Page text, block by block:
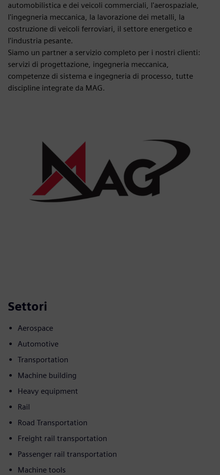
automobilistica e dei veicoli commerciali, l'aerospaziale,
l'ingegneria meccanica, la lavorazione dei metalli, la
costruzione di veicoli ferroviari, il settore energetico e
l'industria pesante.
Siamo un partner a servizio completo per i nostri clienti:
servizi di progettazione, ingegneria meccanica,
competenze di sistema e ingegneria di processo, tutte
discipline integrate da MAG.
Settori
Aerospace
Automotive
Transportation
Machine building
Heavy equipment
Rail
Road Transportation
Freight rail transportation
Passenger rail transportation
Machine tools